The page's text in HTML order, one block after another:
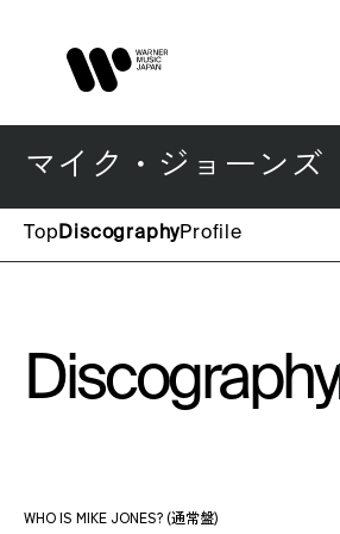
マイク・ジョーンズ
Top DiscographyProfile
Discography
WHO IS MIKE JONES? (通常盤)